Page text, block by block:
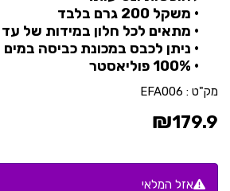
• משקל 200 גרם בלבד
• מתאים לכל חלון במידות של עד 130* 198 ס"מ.
• ניתן לכבס במכונת כביסה במים
• 100% פוליאסטר
מק"ט : EFA006
₪179.9
אזל המלאי